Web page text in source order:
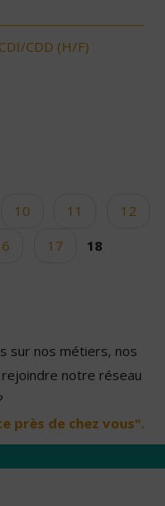
CDD (H/F)
10 11
12
17 18
sur nos métiers, nos
notre réseau
près de chez vous".